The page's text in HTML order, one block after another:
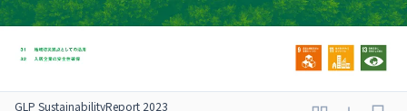
GLP SustainabilityReport 2023